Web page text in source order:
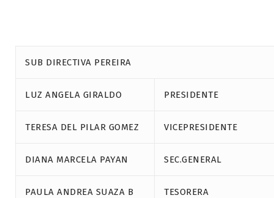
SUB DIRECTIVA PEREIRA
LUZ ANGELA GIRALDO PRESIDENTE
TERESA DEL PILAR GOMEZ VICEPRESIDENTE
DIANA MARCELA PAYAN SEC.GENERAL
PAULA ANDREA SUAZA B TESORERA